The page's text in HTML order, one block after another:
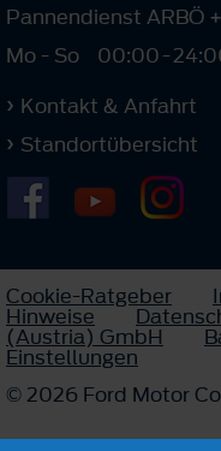
Pannendienst ARBÖ
Mo - So
00:00-
Kontakt & Anfahrt
Standortübersicht
Cookie-Ratgeber
Hinweise
(Austria) GmbH
Einstellungen
© 2026 Ford Motor